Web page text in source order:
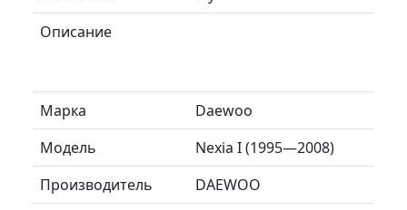
Описание
Марка
Daewoo
Модель
Nexia I (1995—2008)
Производитель
DAEWOO